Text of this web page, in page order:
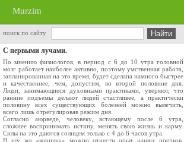
Murzim
поиск по сайту
С первыми лучами.
По мнению физиологов, в период с 6 до 10 утра головной
мозг работает наиболее активно, по­этому умственная работа,
запланированная на это время, будет сделана намного быстрее
и каче­ственнее, чем, допустим, во второй половине дня.
Люди, занимающиеся духовными практика­ми, уверяют, что
ранние подъемы делают людей счастливее, а практически
половину всех суще­ствующих болезней можно вылечить,
всего лишь отрегулировав режим дня.
Согласно аюрведе, человеку, встающему после 6 утра,
сложнее воспринимать истину, менять свою жизнь и карму.
Силы на это даются солнцем только с 4 до 6 часов утра.
В эту же «копилку» можно отнести опыт наших предков,